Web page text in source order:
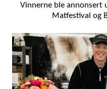
Vinnerne ble annonsert
Matfestival og